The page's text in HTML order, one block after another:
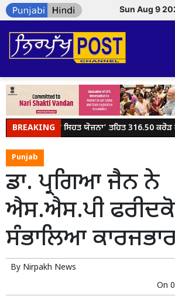
Sun Aug 9
BREAKING
ਮੁੱਖ ਮੰਤਰੀ ਸਿਹਤ ਯੋਜਨਾ’ ਤਹਿਤ 316.50
Punjab
ਡਾ. ਪ੍ਰਗਿਆ ਜੈਨ ਨੇ
ਐਸ.ਐਸ.ਪੀ
ਸੰਭਾਲਿਆ
By Nirpakh News
On